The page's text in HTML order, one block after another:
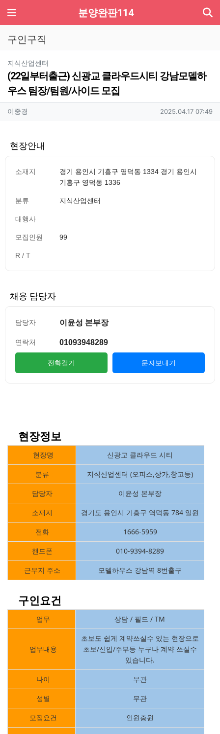
메뉴 분양완판114
구인구직
지식산업센터
(22일부터출근) 신광교 클라우드시티 강남모델하
우스 팀장/팀원/사이드 모집
작성자 정보
이중경 작성일
2025.04.17 07:49
현장안내
소재지
경기 용인시 기흥구 영덕동 1334 경기 용인시
기흥구 영덕동 1336
분류 지식산업센터
대행사
모집인원 99
R / T
채용 담당자
담당자 이윤성 본부장
연락처 01093948289
전화걸기 문자보내기
현장정보
현장명 신광교 클라우드 시티
분류 지식산업센터 (오피스,상가,창고등)
담당자 이윤성 본부장
소재지 경기도 용인시 기흥구 역덕동 784 일원
전화 1666-5959
핸드폰 010-9394-8289
근무지 주소 모델하우스 강남역 8번출구
구인요건
업무 상담 / 필드 / TM
업무내용
초보도 쉽게 계약쓰실수 있는 현장으로
초보/신입/주부등 누구나 계약 쓰실수
있습니다.
나이 무관
성별 무관
모집요건 인원충원